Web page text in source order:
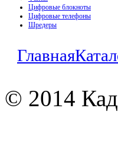
Цифровые блокноты
Цифровые телефоны
Шредеры
Главная
© 2014